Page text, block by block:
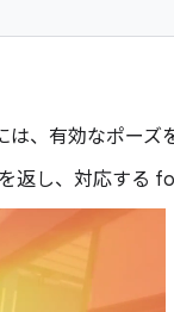
、有効なポーズ
返し、対応する